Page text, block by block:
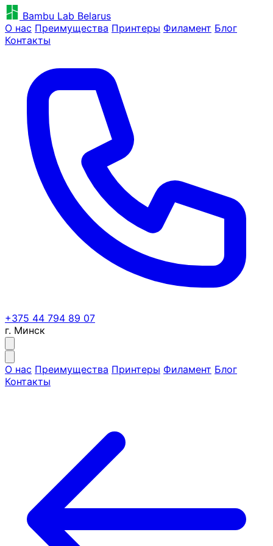
Bambu Lab Belarus
О нас Преимущества Принтеры Филамент Блог
Контакты
+375 44 794 89 07
г. Минск
О нас Преимущества Принтеры Филамент Блог
Контакты